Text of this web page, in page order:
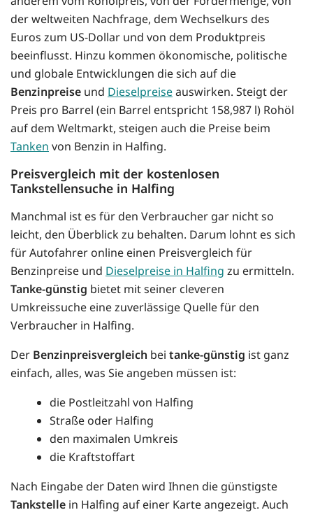
der weltweiten Nachfrage, dem Wechselkurs des
Euros zum US-Dollar und von dem Produktpreis
beeinflusst. Hinzu kommen ökonomische, politische
und globale Entwicklungen die sich auf die
Benzinpreise und Dieselpreiseauswirken. Steigt der
Preis pro Barrel (ein Barrel entspricht 158,987 l) Rohöl
auf dem Weltmarkt, steigen auch die Preise beim
Tanken von Benzin in Halfing.
Preisvergleich mit der kostenlosen
Tankstellensuche in Halfing
Manchmal ist es für den Verbraucher gar nicht so
leicht, den Überblick zu behalten. Darum lohnt es sich
für Autofahrer online einen Preisvergleich für
Benzinpreise und Dieselpreise in Halfing zu ermitteln.
Tanke-günstig bietet mit seiner cleveren
Umkreissuche eine zuverlässige Quelle für den
Verbraucher in Halfing.
Der Benzinpreisvergleich bei tanke-günstig ist ganz
einfach, alles, was Sie angeben müssen ist:
die Postleitzahl von Halfing
Straße oder Halfing
den maximalen Umkreis
die Kraftstoffart
Nach Eingabe der Daten wird Ihnen die günstigste
Tankstelle in Halfing auf einer Karte angezeigt. Auch